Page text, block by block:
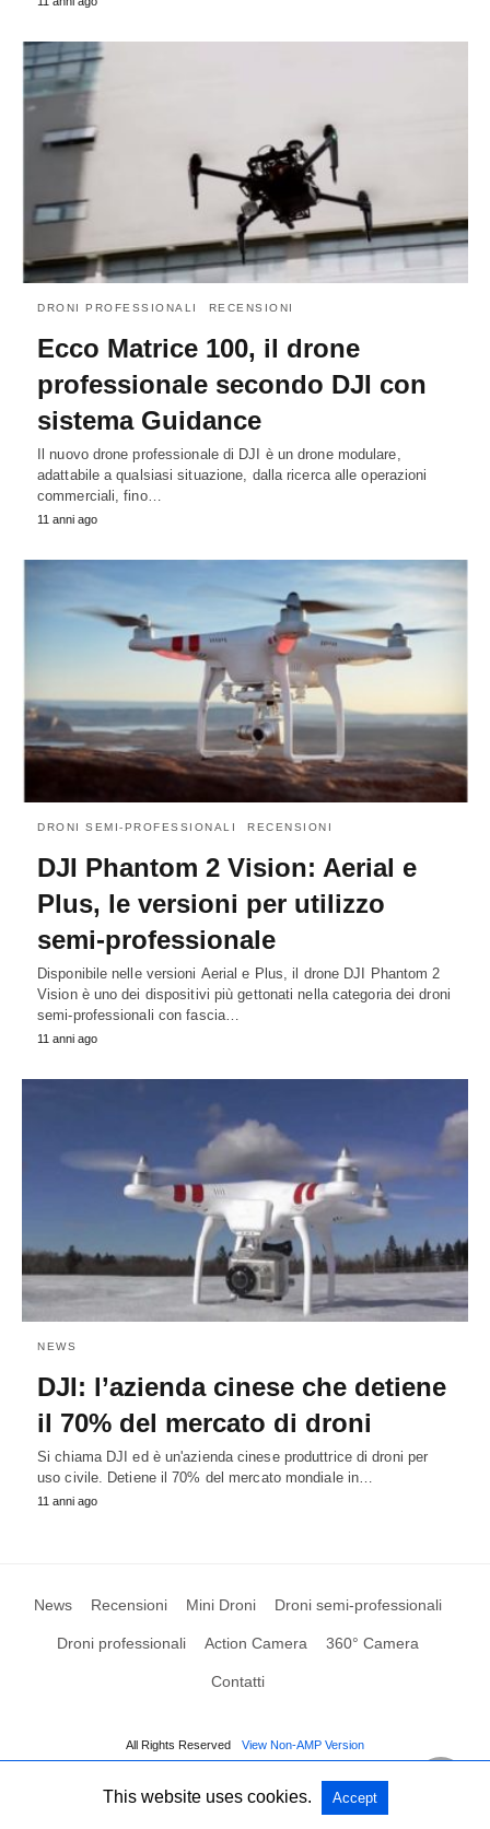
DRONI PROFESSIONALI RECENSIONI
Ecco Matrice 100, il drone
professionale secondo DJI con
sistema Guidance
Il nuovo drone professionale di DJI è un drone modulare,
adattabile a qualsiasi situazione, dalla ricerca alle operazioni
commerciali, fino…
11 anni ago
DRONI SEMI-PROFESSIONALI RECENSIONI
DJI Phantom 2 Vision: Aerial e
Plus, le versioni per utilizzo
semi-professionale
Disponibile nelle versioni Aerial e Plus, il drone DJI Phantom 2
Vision è uno dei dispositivi più gettonati nella categoria dei droni
semi-professionali con fascia…
11 anni ago
NEWS
DJI: l’azienda cinese che detiene
il 70% del mercato di droni
Si chiama DJI ed è un'azienda cinese produttrice di droni per
uso civile. Detiene il 70% del mercato mondiale in…
11 anni ago
News Recensioni Mini Droni Droni semi-professionali
Droni professionali Action Camera 360° Camera
Contatti
All Rights Reserved View Non-AMP Version
Gestione cookie
This website uses cookies. Accept